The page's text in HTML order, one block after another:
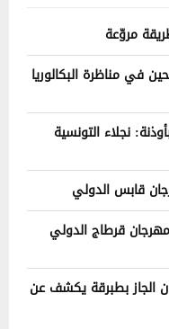
مروّعة
في مناظرة البكالوريا
نجلاء التونسية
قابس الدولي
قرطاج الدولي
بطبرقة يكشف عن